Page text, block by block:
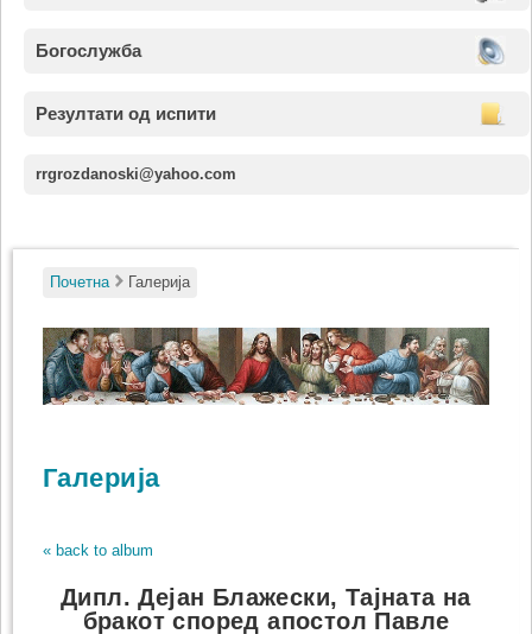
Богослужба
Резултати од испити
rrgrozdanoski@yahoo.com
Почетна Галерија
Галерија
« back to album
Дипл. Дејан Блажески, Тајната на
бракот според апостол Павле